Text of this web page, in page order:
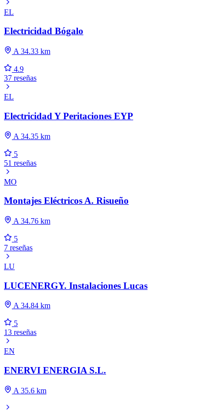
EL
Electricidad Bógalo
A 34.33 km
4.9
37 reseñas
EL
Electricidad Y Peritaciones EYP
A 34.35 km
5
51 reseñas
MO
Montajes Eléctricos A. Risueño
A 34.76 km
5
7 reseñas
LU
LUCENERGY. Instalaciones Lucas
A 34.84 km
5
13 reseñas
EN
ENERVI ENERGIA S.L.
A 35.6 km